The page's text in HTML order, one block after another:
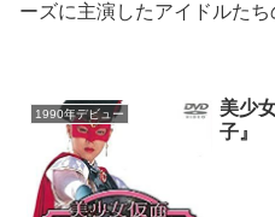
ーズに主演したアイドルたち
1990年デビュー
美少
子』